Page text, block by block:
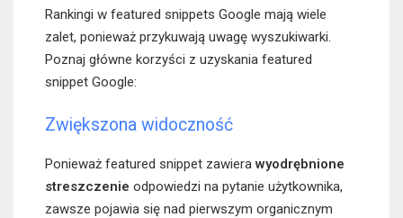
Rankingi w featured snippets Google mają wiele
zalet, ponieważ przykuwają uwagę wyszukiwarki.
Poznaj główne korzyści z uzyskania featured
snippet Google:
Zwiększona widoczność
Ponieważ featured snippet zawierawyodrębnione
streszczenie odpowiedzi na pytanie użytkownika,
zawsze pojawia się nad pierwszym organicznym